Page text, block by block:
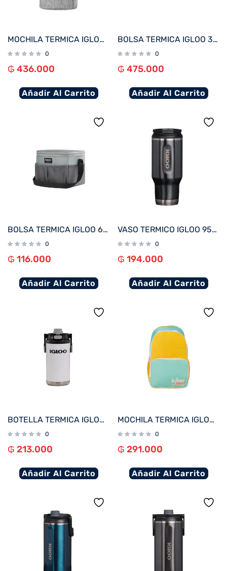
MOCHILA TERMICA IGLOO 18 LATAS MOXIE CINCH BACKPACK GRIS 62117
0
₲ 436.000
Añadir Al Carrito
BOLSA TERMICA IGLOO 30 LATAS LARGE MOXIE DUFFEL GRIS 62115
0
₲ 475.000
Añadir Al Carrito
BOLSA TERMICA IGLOO 6 LATAS ESSENTIALS GRIS 66194
0
₲ 116.000
Añadir Al Carrito
VASO TERMICO IGLOO 950ML NEGRO C/TAPA 71078
0
₲ 194.000
Añadir Al Carrito
BOTELLA TERMICA IGLOO 1.6L BLANCO C/MANIJA 31487
0
₲ 213.000
Añadir Al Carrito
MOCHILA TERMICA IGLOO 24 LATAS RETRO BACKPACK AMARILLO/VERDE 60967
0
₲ 291.000
Añadir Al Carrito